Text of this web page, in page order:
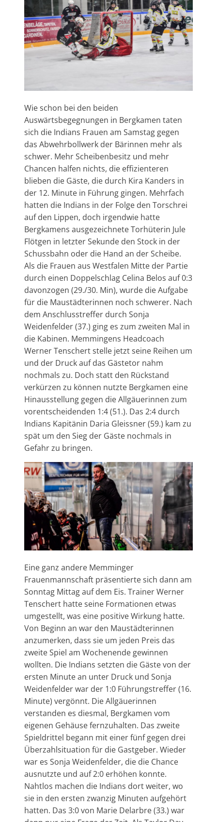
Wie schon bei den beiden
Auswärtsbegegnungen in Bergkamen taten
sich die Indians Frauen am Samstag gegen
das Abwehrbollwerk der Bärinnen mehr als
schwer. Mehr Scheibenbesitz und mehr
Chancen halfen nichts, die effizienteren
blieben die Gäste, die durch Kira Kanders in
der 12. Minute in Führung gingen. Mehrfach
hatten die Indians in der Folge den Torschrei
auf den Lippen, doch irgendwie hatte
Bergkamens ausgezeichnete Torhüterin Jule
Flötgen in letzter Sekunde den Stock in der
Schussbahn oder die Hand an der Scheibe.
Als die Frauen aus Westfalen Mitte der Partie
durch einen Doppelschlag Celina Belos auf 0:3
davonzogen (29./30. Min), wurde die Aufgabe
für die Maustädterinnen noch schwerer. Nach
dem Anschlusstreffer durch Sonja
Weidenfelder (37.) ging es zum zweiten Mal in
die Kabinen. Memmingens Headcoach
Werner Tenschert stelle jetzt seine Reihen um
und der Druck auf das Gästetor nahm
nochmals zu. Doch statt den Rückstand
verkürzen zu können nutzte Bergkamen eine
Hinausstellung gegen die Allgäuerinnen zum
vorentscheidenden 1:4 (51.). Das 2:4 durch
Indians Kapitänin Daria Gleissner (59.) kam zu
spät um den Sieg der Gäste nochmals in
Gefahr zu bringen.
Eine ganz andere Memminger
Frauenmannschaft präsentierte sich dann am
Sonntag Mittag auf dem Eis. Trainer Werner
Tenschert hatte seine Formationen etwas
umgestellt, was eine positive Wirkung hatte.
Von Beginn an war den Maustädterinnen
anzumerken, dass sie um jeden Preis das
zweite Spiel am Wochenende gewinnen
wollten. Die Indians setzten die Gäste von der
ersten Minute an unter Druck und Sonja
Weidenfelder war der 1:0 Führungstreffer (16.
Minute) vergönnt. Die Allgäuerinnen
verstanden es diesmal, Bergkamen vom
eigenen Gehäuse fernzuhalten. Das zweite
Spieldrittel begann mit einer fünf gegen drei
Überzahlsituation für die Gastgeber. Wieder
war es Sonja Weidenfelder, die die Chance
ausnutzte und auf 2:0 erhöhen konnte.
Nahtlos machen die Indians dort weiter, wo
sie in den ersten zwanzig Minuten aufgehört
hatten. Das 3:0 von Marie Delarbre (33.) war